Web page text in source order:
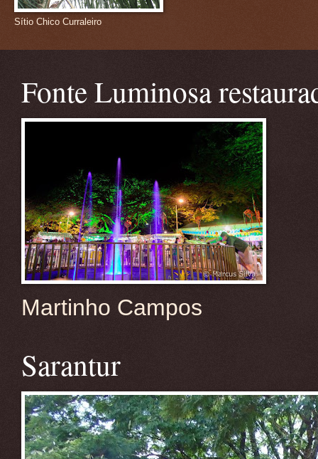
Sítio Chico Curraleiro
Fonte Luminosa
Martinho Campos
Sarantur